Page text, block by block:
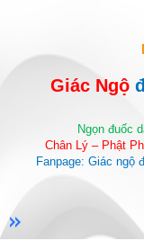
Giác Ngộ
Ngọn đuốc
Chân Lý – Phật
Fanpage: Giác ngộ